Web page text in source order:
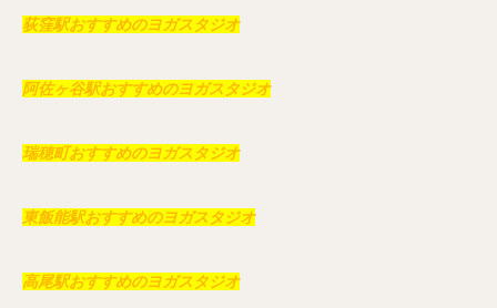
荻窪駅おすすめのヨガスタジオ
阿佐ヶ谷駅おすすめのヨガスタジオ
瑞穂町おすすめのヨガスタジオ
東飯能駅おすすめのヨガスタジオ
高尾駅おすすめのヨガスタジオ